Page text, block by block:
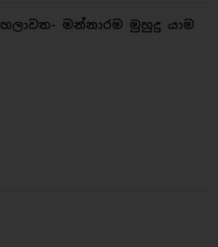
මන්නාරම මුහුදු යාම